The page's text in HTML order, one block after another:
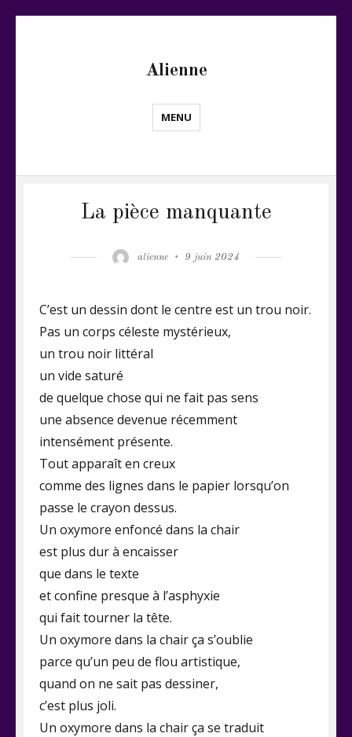
Alienne
MENU
La pièce manquante
Author
alienne
Posted
9 juin 2024
C’est un dessin dont le centre est un trou noir.
Pas un corps céleste mystérieux,
un trou noir littéral
un vide saturé
de quelque chose qui ne fait pas sens
une absence devenue récemment
intensément présente.
Tout apparaît en creux
comme des lignes dans le papier lorsqu’on
passe le crayon dessus.
Un oxymore enfoncé dans la chair
est plus dur à encaisser
que dans le texte
et confine presque à l’asphyxie
qui fait tourner la tête.
Un oxymore dans la chair ça s’oublie
parce qu’un peu de flou artistique,
quand on ne sait pas dessiner,
c’est plus joli.
Un oxymore dans la chair ça se traduit